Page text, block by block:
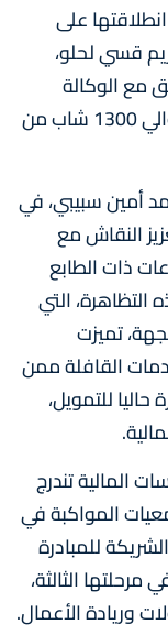
على
قسي لحلو،
بتنسيق مع الوكالة
الوطنية لإنعاش التشغيل والكفاءات، حوالي 1300 شاب من
أمين سبيبي، في
النقاش مع
ذات الطابع
التظاهرة، التي
الجهة، تميزت
مستفيد من خدمات القافلة ممن
للتمويل،
المالية تندرج
المواكبة في
للمبادرة
مرحلتها الثالثة،
وريادة الأعمال.